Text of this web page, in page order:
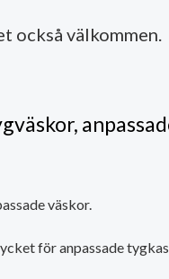
också välkommen.
väskor.
för anpassade